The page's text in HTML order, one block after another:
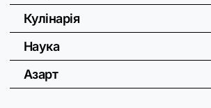
Кулінарія
Наука
Азарт